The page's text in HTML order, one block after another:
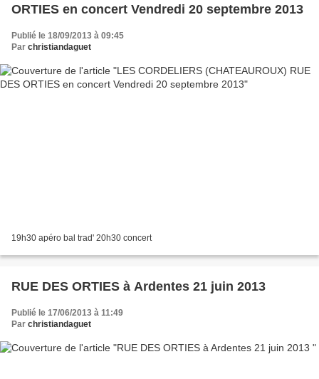
ORTIES en concert Vendredi 20 septembre 2013
Publié le 18/09/2013 à 09:45
Par christiandaguet
19h30 apéro bal trad' 20h30 concert
RUE DES ORTIES à Ardentes 21 juin 2013
Publié le 17/06/2013 à 11:49
Par christiandaguet